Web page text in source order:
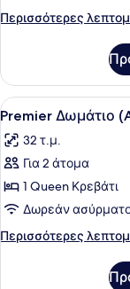
Spa)
Περισσότερες
Περισσότερες
(Paradox
Studio
Spa)
Προβολή
όλων
των
φωτογραφιών
για
Premier
Δωμάτιο
(Accessible)
4
Premier Δωμάτιο
32 τ.μ.
Για 2 άτομα
1 Queen Κρεβάτι
Δωρεάν ασύρματο
Περισσότερες
Περισσότερες